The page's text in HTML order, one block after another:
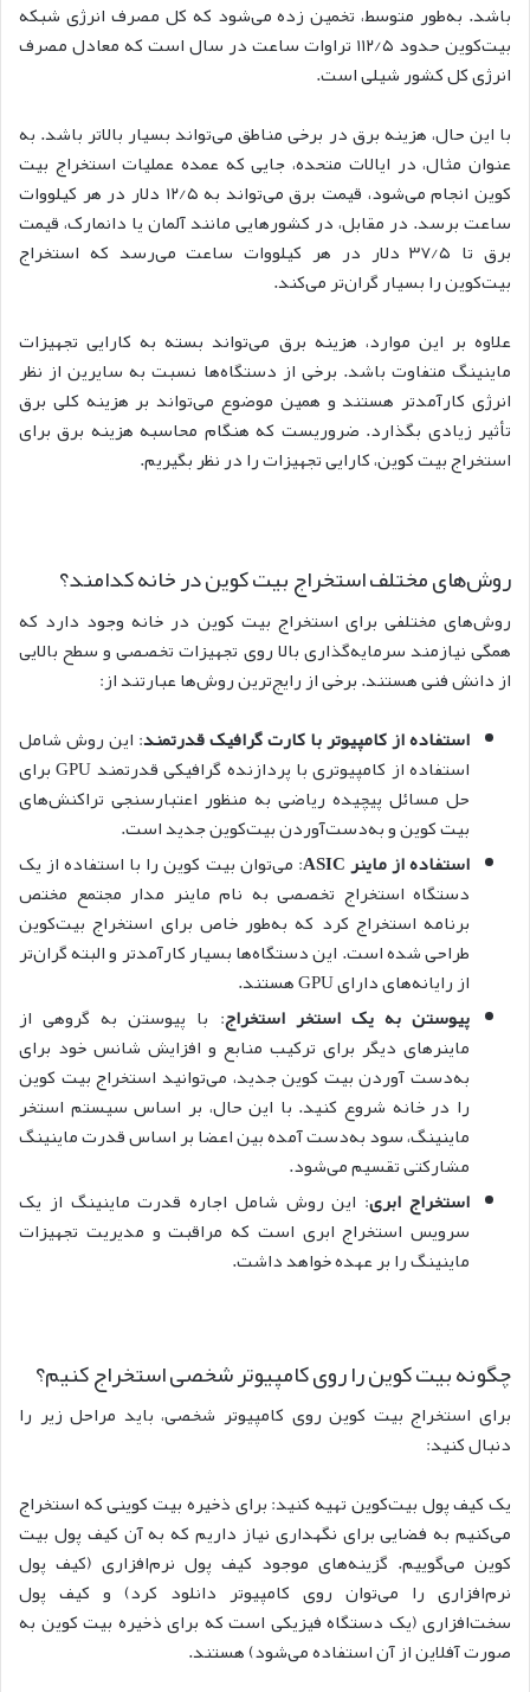
باشد. به‌طور متوسط، تخمین زده می‌شود که کل مصرف انرژی شبکه
بیت‌کوین حدود ۱۱۲/۵ تراوات ساعت در سال است که معادل مصرف
انرژی کل کشور شیلی است.
با این حال، هزینه برق در برخی مناطق می‌تواند بسیار بالاتر باشد. به
عنوان مثال، در ایالات متحده، جایی که عمده عملیات استخراج بیت
کوین انجام می‌شود، قیمت برق می‌تواند به ۱۲/۵ دلار در هر کیلووات
ساعت برسد. در مقابل، در کشورهایی مانند آلمان یا دانمارک، قیمت
برق تا ۳۷/۵ دلار در هر کیلووات ساعت می‌رسد که استخراج
بیت‌کوین را بسیار گران‌تر می‌کند.
علاوه بر این موارد، هزینه برق می‌تواند بسته به کارایی تجهیزات
ماینینگ متفاوت باشد. برخی از دستگاه‌ها نسبت به سایرین از نظر
انرژی کارآمدتر هستند و همین موضوع می‌تواند بر هزینه کلی برق
تأثیر زیادی بگذارد. ضروریست که هنگام محاسبه هزینه برق برای
استخراج بیت کوین، کارایی تجهیزات را در نظر بگیریم.
روش‌های مختلف استخراج بیت کوین در خانه کدامند؟
روش‌های مختلفی برای استخراج بیت کوین در خانه وجود دارد که
همگی نیازمند سرمایه‌گذاری بالا روی تجهیزات تخصصی و سطح بالایی
از دانش فنی هستند. برخی از رایج‌ترین روش‌ها عبارتند از:
استفاده از کامپیوتر با کارت گرافیک قدرتمند: این روش شامل
استفاده از کامپیوتری با پردازنده گرافیکی قدرتمند GPU برای
حل مسائل پیچیده ریاضی به منظور اعتبارسنجی تراکنش‌های
بیت کوین و به‌دست‌آوردن بیت‌کوین جدید است.
استفاده از ماینر ASIC
: می‌توان بیت کوین را با استفاده از یک
دستگاه استخراج تخصصی به نام ماینر مدار مجتمع مختص
برنامه استخراج کرد که به‌طور خاص برای استخراج بیت‌کوین
طراحی شده است. این دستگاه‌ها بسیار کارآمدتر و البته گران‌تر
از رایانه‌های دارای GPU هستند.
پیوستن به یک استخر استخراج: با پیوستن به گروهی از
ماینرهای دیگر برای ترکیب منابع و افزایش شانس خود برای
به‌دست آوردن بیت کوین جدید، می‌توانید استخراج بیت کوین
را در خانه شروع کنید. با این حال، بر اساس سیستم استخر
ماینینگ، سود به‌دست آمده بین اعضا بر اساسقدرت ماینینگ
مشارکتی تقسیم می‌شود.
استخراج ابری: این روش شامل اجاره قدرت ماینینگ از یک
سرویس استخراج ابری است که مراقبت و مدیریت تجهیزات
ماینینگ را بر عهده خواهد داشت.
چگونه بیت کوین را روی کامپیوتر شخصی استخراج کنیم؟
برای استخراج بیت کوین روی کامپیوتر شخصی، باید مراحل زیر را
دنبال کنید:
یک کیف پول بیت‌کوین تهیه کنید: برای ذخیره بیت کوینی که استخراج
می‌کنیم به فضایی برای نگهداری نیاز داریم که به آن کیف پول بیت
کوین می‌گوییم. گزینه‌های موجود کیف پول نرم‌افزاری (کیف پول
نرم‌افزاری را می‌توان روی کامپیوتر دانلود کرد) و کیف پول
سخت‌افزاری (یک دستگاه فیزیکی است که برای ذخیره بیت کوین به
صورت آفلاین از آن استفاده می‌شود) هستند.